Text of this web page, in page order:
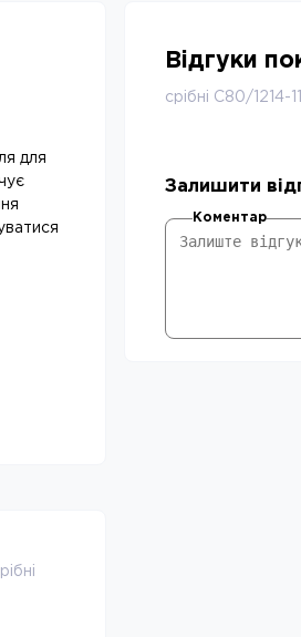
для
Відгуки
срібні С80/1214-
Залишити
Коментар